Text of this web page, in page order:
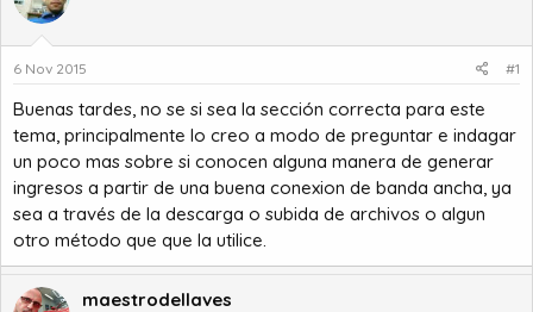
r
d
e
e
m
a
d
n
i
c
o
6 Nov 2015 #1
Buenas tardes, no se si sea la sección correcta para este
tema, principalmente lo creo a modo de preguntar e indagar
un poco mas sobre si conocen alguna manera de generar
ingresos a partir de una buena conexion de banda ancha, ya
sea a través de la descarga o subida de archivos o algun
otro método que que la utilice.
maestrodellaves